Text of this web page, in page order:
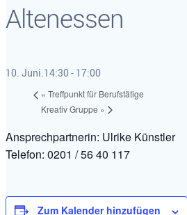
Altenessen
10. Juni.14:30 - 17:00
« Treffpunkt für Berufstätige
Kreativ Gruppe »
Ansprechpartnerin: Ulrike Künstler
Telefon: 0201 / 56 40 117
Zum Kalender hinzufügen